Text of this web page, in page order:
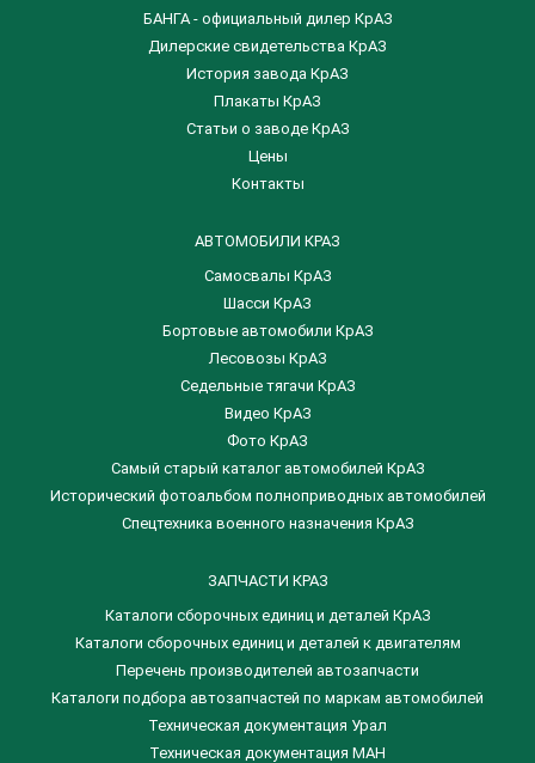
БАНГА - официальный дилер КрАЗ
Дилерские свидетельства КрАЗ
История завода КрАЗ
Плакаты КрАЗ
Статьи о заводе КрАЗ
Цены
Контакты
АВТОМОБИЛИ КРАЗ
Самосвалы КрАЗ
Шасси КрАЗ
Бортовые автомобили КрАЗ
Лесовозы КрАЗ
Седельные тягачи КрАЗ
Видео КрАЗ
Фото КрАЗ
Самый старый каталог автомобилей КрАЗ
Исторический фотоальбом полноприводных автомобилей
Спецтехника военного назначения КрАЗ
ЗАПЧАСТИ КРАЗ
Каталоги сборочных единиц и деталей КрАЗ
​Каталоги сборочных единиц и деталей к двигателям
Перечень производителей автозапчасти
Каталоги подбора автозапчастей по маркам автомобилей
Техническая документация Урал
Техническая документация МАН